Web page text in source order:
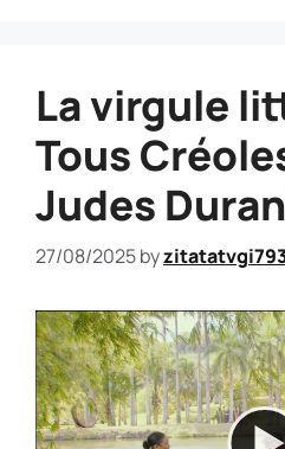
La virgule
Tous
Judes
27/08/2025by